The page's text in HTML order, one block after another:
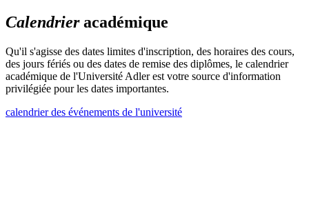
Calendrieracadémique
Qu'il s'agisse des dates limites d'inscription, des horaires des cours,
des jours fériés ou des dates de remise des diplômes, le calendrier
académique de l'Université Adler est votre source d'information
privilégiée pour les dates importantes.
calendrier des événements de l'université